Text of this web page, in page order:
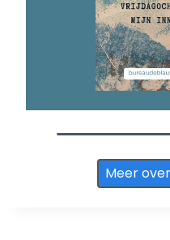
Meer